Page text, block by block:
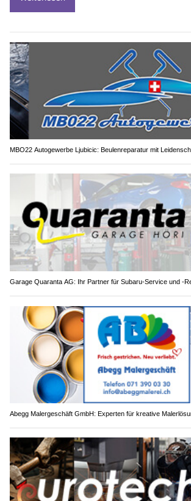
MBO22 Autogewerbe Ljubicic: Beulenreparatur mit
Garage Quaranta AG: Ihr Partner für Subaru-Service und -
Abegg Malergeschäft GmbH: Experten für kreative